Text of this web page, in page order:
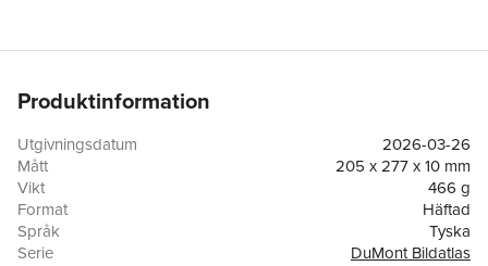
Produktinformation
Utgivningsdatum
2026-03-26
Mått
205 x 277 x 10 mm
Vikt
466 g
Format
Häftad
Språk
Tyska
Serie
DuMont Bildatlas